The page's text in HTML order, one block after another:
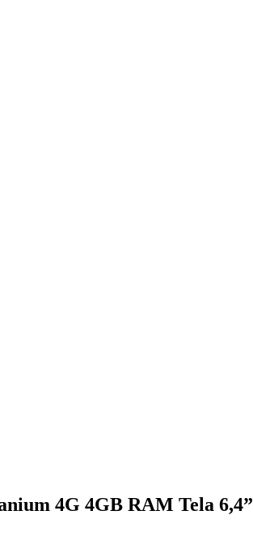
4G 4GB RAM Tela